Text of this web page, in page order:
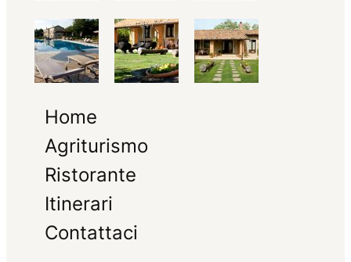
Home
Agriturismo
Ristorante
Itinerari
Contattaci